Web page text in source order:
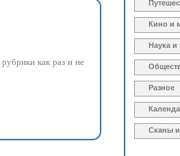
рубрики как раз и не
Кино и
Наука и
Разное
Сканы